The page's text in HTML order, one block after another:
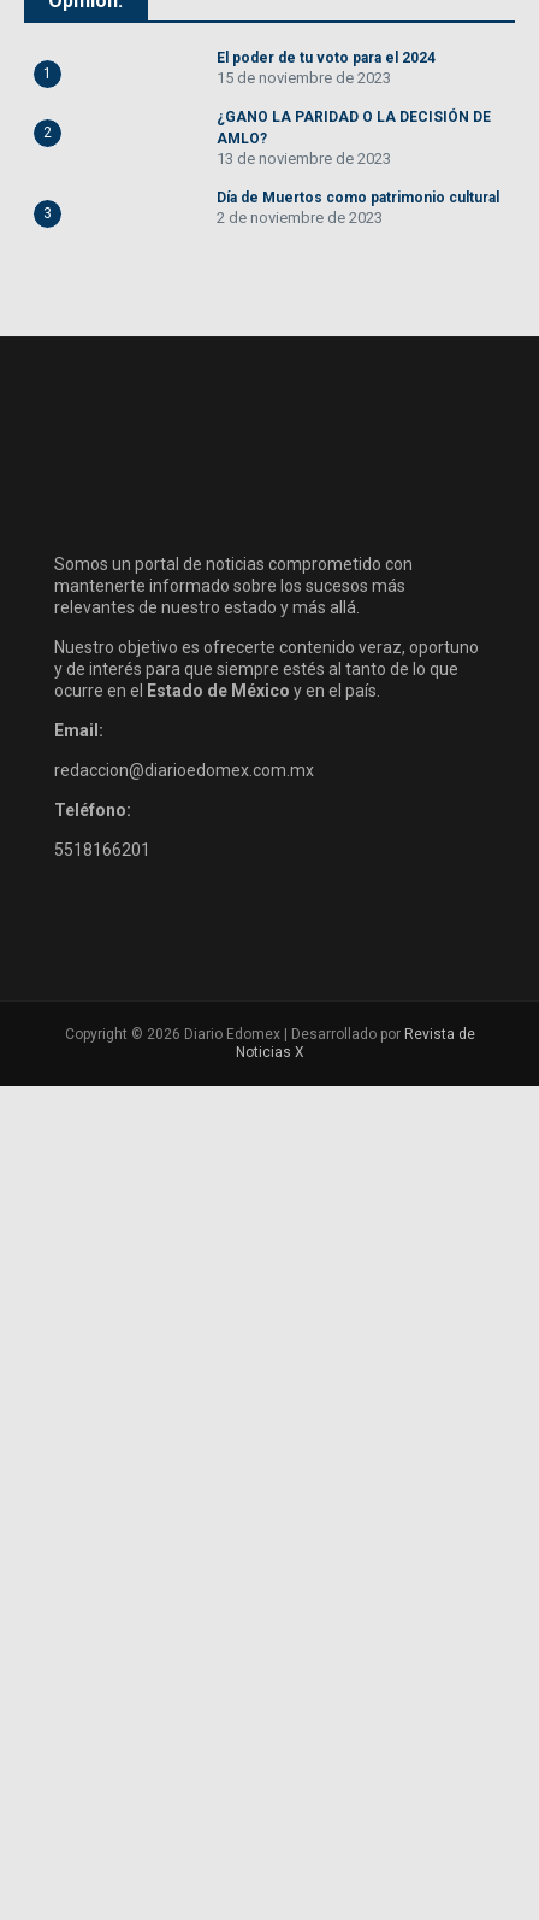
1
El poder de tu voto para el 2024
15 de noviembre de 2023
2
¿GANO LA PARIDAD O LA DECISIÓN DE
AMLO?
13 de noviembre de 2023
3
Día de Muertos como patrimonio cultural
2 de noviembre de 2023
Somos un portal de noticias comprometido con
mantenerte informado sobre los sucesos más
relevantes de nuestro estado y más allá.
Nuestro objetivo es ofrecerte contenido veraz, oportuno
y de interés para que siempre estés al tanto de lo que
ocurre en el
Estado de México y en el país.
Email:
redaccion@diarioedomex.com.mx
Teléfono:
5518166201
Copyright © 2026 Diario Edomex | Desarrollado por Revista de
Noticias X